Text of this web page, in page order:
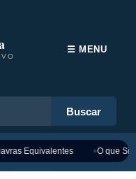
Buscar
☰ MENU
Equivalentes O que